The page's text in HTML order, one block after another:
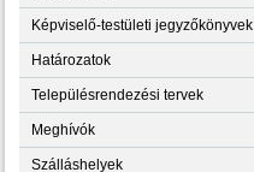
Képviselő-testületi jegyzőkönyvek
Határozatok
Településrendezési tervek
Meghívók
Szálláshelyek